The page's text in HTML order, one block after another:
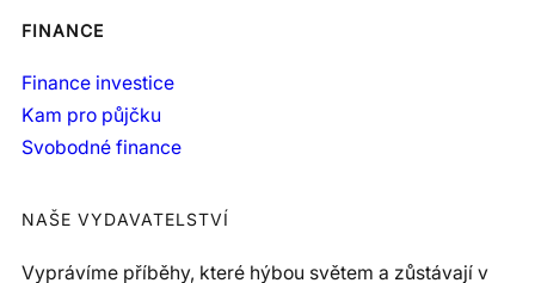
FINANCE
Finance investice
Kam pro půjčku
Svobodné finance
NAŠE VYDAVATELSTVÍ
Vyprávíme příběhy, které hýbou světem a zůstávají v